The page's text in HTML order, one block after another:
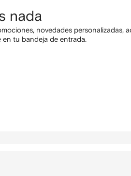
nada
novedades personalizadas,
en tu bandeja de entrada.